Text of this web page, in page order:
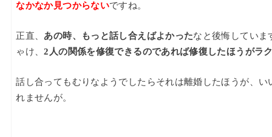
なかなか見つからないですね。
正直、 あの時、もっと話し合えばよかったなと後悔していま
ゃけ、2人の関係を修復できるのであれば修復したほうがラ
話し合ってもむりなようでしたらそれは離婚したほうが、い
れませんが。